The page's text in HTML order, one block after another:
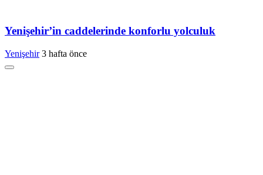
Yenişehir’in caddelerinde konforlu yolculuk
Yenişehir 3 hafta önce